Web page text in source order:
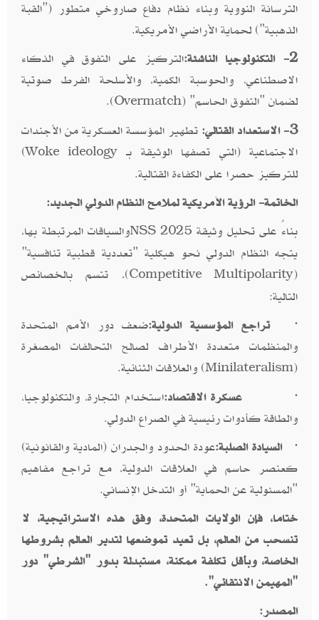
الترسانة النووية وبناء نظام دفاع صاروخي متطور ("القبة
الذهبية") لحماية الأراضي الأمريكية.
2- التكنولوجيا الناشئة:
التركيز على التفوق في الذكاء
الاصطناعي، والحوسبة الكمية، والأسلحة الفرط صوتية
لضمان "التفوق الحاسم" (Overmatch
).
3- الاستعداد القتالي:
تطهير المؤسسة العسكرية من الأجندات
الاجتماعية (التي تصفها الوثيقة بـWoke ideology
)
للتركيز حصرا على الكفاءة القتالية.
الخاتمة- الرؤية الأمريكية لملامح النظام الدولي الجديد:
بناءً على تحليل وثيقة NSS 2025والسياقات المرتبطة بها،
يتجه النظام الدولي نحو هيكلية "تعددية قطبية تنافسية"
(
Competitive Multipolarity)، تتسم بالخصائص
التالية:
·تراجع المؤسسية الدولية:ضعف دور الأمم المتحدة
والمنظمات متعددة الأطراف لصالح التحالفات المصغرة
(
Minilateralism) والعلاقات الثنائية.
·عسكرة الاقتصاد:استخدام التجارة، والتكنولوجيا،
والطاقة كأدوات رئيسية في الصراع الدولي.
·السيادة الصلبة:عودة الحدود والجدران (المادية والقانونية)
كعنصر حاسم في العلاقات الدولية، مع تراجع مفاهيم
"المسئولية عن الحماية" أو التدخل الإنساني.
ختاما، فإن الولايات المتحدة، وفق هذه الاستراتيجية، لا
تنسحب من العالم، بل تعيد تموضعها لتدير العالم بشروطها
الخاصة، وبأقل تكلفة ممكنة، مستبدلة بدور "الشرطي" دور
"المهيمن الانتقائي".
المصدر: